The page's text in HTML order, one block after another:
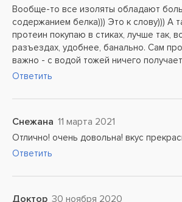
Вообще-то все изоляты обладают
содержанием белка))) Это к слову))) А
протеин покупаю в стиках, лучше так,
разъездах, удобнее, банально. Сам
важно - с водой тожей ничего
Ответить
Снежана 11 марта 2021
Отлично! очень довольна! вкус
Ответить
Доктор 30 ноября 2020